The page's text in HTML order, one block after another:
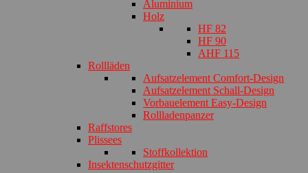
Aluminium
Holz
HF 82
HF 90
AHF 115
Rollläden
Aufsatzelement Comfort-Design
Aufsatzelement Schall-Design
Vorbauelement Easy-Design
Rollladenpanzer
Raffstores
Plissees
Stoffkollektion
Insektenschutzgitter